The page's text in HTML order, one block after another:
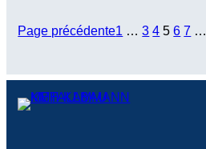
Page précédente1 … 3 4 5 6 7 …